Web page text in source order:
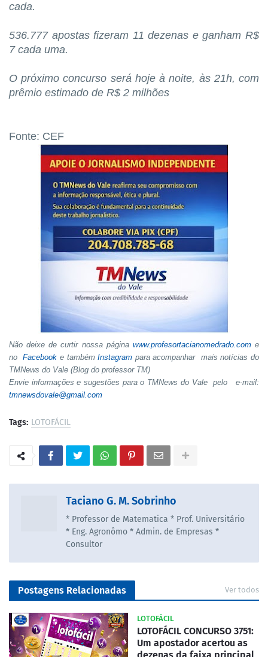
cada.
536.777 apostas fizeram 11 dezenas e ganham R$
7 cada uma.
O próximo concurso será hoje à noite, às 21h, com
prêmio estimado de R$ 2 milhões
Fonte: CEF
Não deixe de curtir nossa página www.profesortacianomedrado.come
noFacebook e tambémInstagram para acompanhar mais notícias do
TMNews do Vale (Blog do professor TM)
Envie informações e sugestões para o TMNews do Vale pelo e-mail:
tmnewsdovale@gmail.com
Tags: LOTOFÁCIL
Taciano G. M. Sobrinho
* Professor de Matematica * Prof. Universitário
* Eng. Agronômo * Admin. de Empresas *
Consultor
Postagens Relacionadas Ver todos
LOTOFÁCIL
LOTOFÁCIL CONCURSO 3751:
Um apostador acertou as